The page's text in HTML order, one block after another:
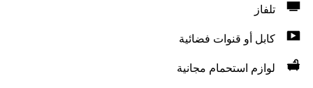
تلفاز
كابل أو قنوات فضائية
لوازم استحمام مجانية